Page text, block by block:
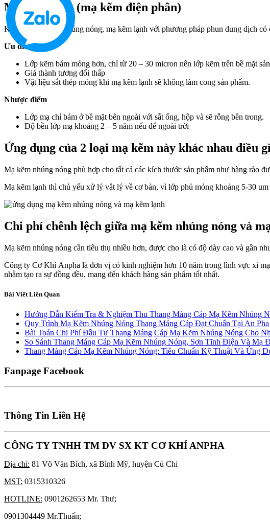
Mạ kẽm lạnh (mạ kẽm điện phân)
Khác với mạ kẽm nhúng nóng, mạ kẽm lạnh với phương pháp phun dung dịch
Ưu điểm
Lớp kẽm bám mỏng hơn, chỉ từ 20 – 30 micron nên lớp kẽm trên bề mặt
Giá thành tương đối thấp
Vật liệu sắt thép mỏng khi mạ kẽm lạnh sẽ không làm cong sản phẩm.
Nhược điểm
Lớp mạ chỉ bám ở bề mặt bên ngoài với sắt ống, hộp và sẽ rỗng bên trong.
Độ bền lớp mạ khoảng 2 – 5 năm nếu để ngoài trời
Ứng dụng của 2 loại mạ kẽm này khác nhau điều gì
Mạ kẽm nhúng nóng phù hợp cho tất cả các kích thước sản phẩm như hàng rào
Mạ kẽm lạnh thì chủ yếu xử lý vật lý về cơ bản, vì lớp phủ mỏng khoảng 5-30
Chi phí chênh lệch giữa mạ kẽm nhúng nóng và
Mạ kẽm nhúng nóng cần tiêu thụ nhiều hơn, được cho là có độ dày cao và gần
Công ty Cơ Khí Anpha là đơn vị có kinh nghiệm hơn 10 năm trong lĩnh vực xi
nhằm tạo ra sự đồng đều, mang đến khách hàng sản phẩm tốt nhất.
Bài Viết Liên Quan
Hướng Dẫn Kiểm Tra & Nghiệm Thu Thang Máng Cáp Mạ Kẽm Nhúng
Quy Trình Mạ Kẽm Nhúng Nóng Thang Máng Cáp Đạt Chuẩn Tại An Pha
Bài Toán Chi Phí Đầu Tư Thang Máng Cáp Mạ Kẽm Nhúng Nóng Cho
So Sánh Thang Máng Cáp Mạ Kẽm Nhúng Nóng, Sơn Tĩnh Điện Và Mạ
Thang Máng Cáp Mạ Kẽm Nhúng Nóng: Tiêu Chuẩn Kỹ Thuật Và Ứng
Fanpage Facebook
Thông Tin Liên Hệ
CÔNG TY TNHH TM DV SX KT CƠ KHÍ ANPHA
Địa chỉ: 81 Võ Văn Bích, xã Bình Mỹ, huyện Củ Chi
MST: 0315310326
HOTLINE: 0901262653 Mr. Thư;
0901304449 Mr.Thuấn;